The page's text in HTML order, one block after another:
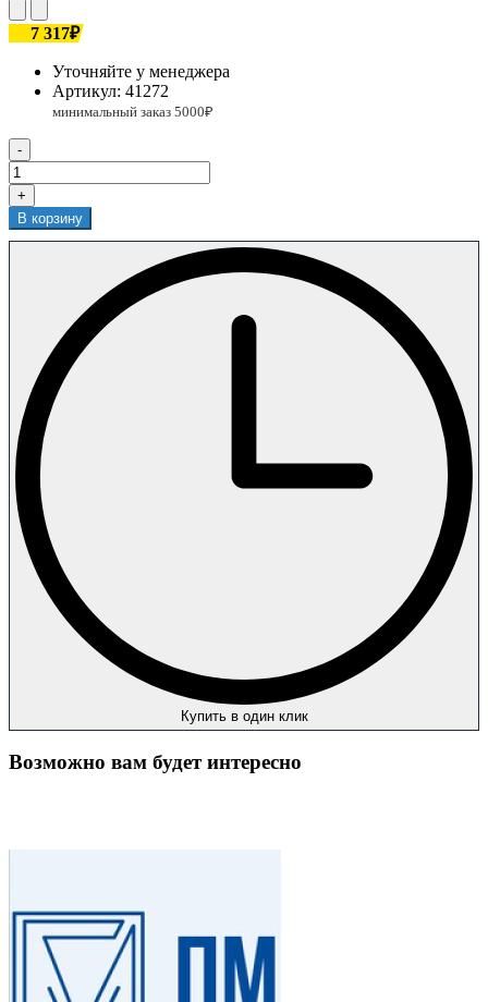
7 317₽
Уточняйте у менеджера
Артикул: 41272
-
+
В корзину
Купить в один клик
Возможно вам будет интересно